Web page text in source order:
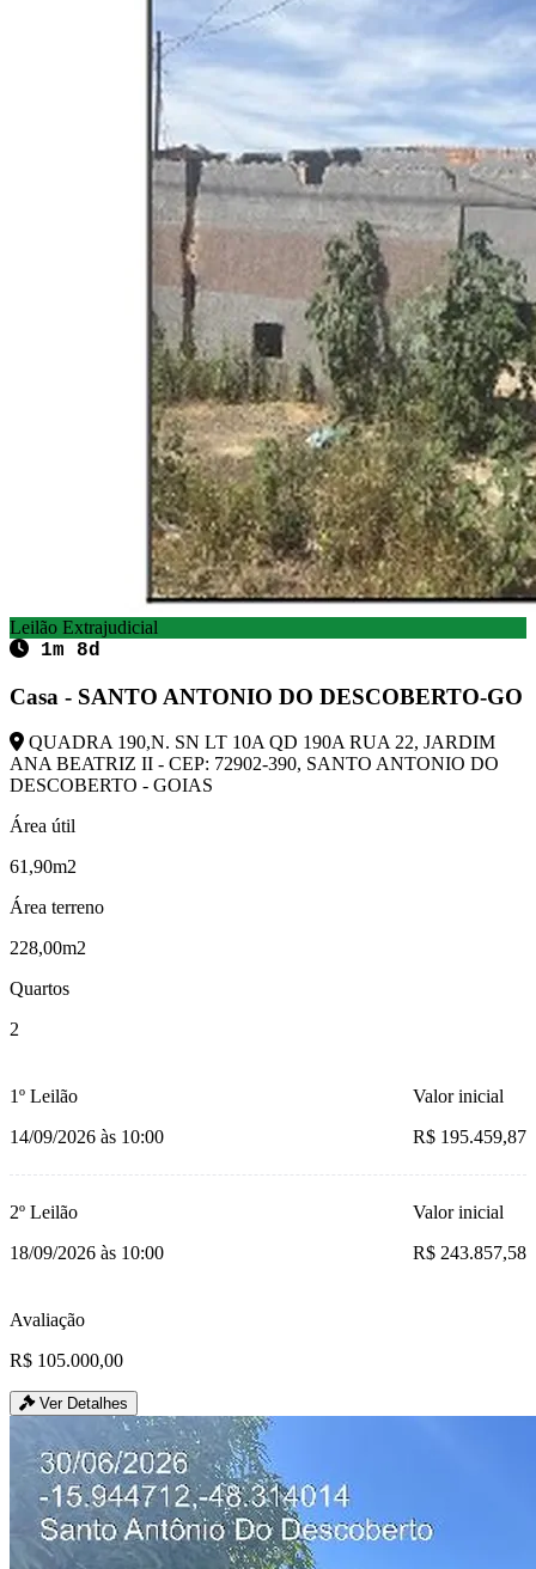
Leilão Extrajudicial
1m 8d
Casa - SANTO ANTONIO DO DESCOBERTO-GO
QUADRA 190,N. SN LT 10A QD 190A RUA 22, JARDIM
ANA BEATRIZ II - CEP: 72902-390, SANTO ANTONIO DO
DESCOBERTO - GOIAS
Área útil
61,90m2
Área terreno
228,00m2
Quartos
2
1º Leilão
14/09/2026 às 10:00
Valor inicial
R$ 195.459,87
2º Leilão
18/09/2026 às 10:00
Valor inicial
R$ 243.857,58
Avaliação
R$ 105.000,00
Ver Detalhes